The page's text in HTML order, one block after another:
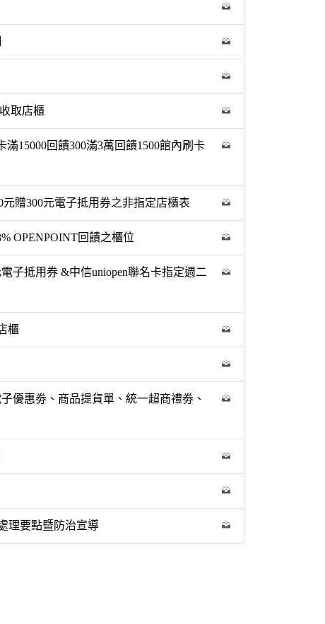
取店櫃
15000回饋300滿3萬回饋1500館內刷卡
贈300元電子抵用券之非指定店櫃表
OPENPOINT回饋之櫃位
子抵用券 &中信uniopen聯名卡指定週二
櫃
優惠劵、商品提貨單、統一超商禮劵、
理要點暨防治宣導